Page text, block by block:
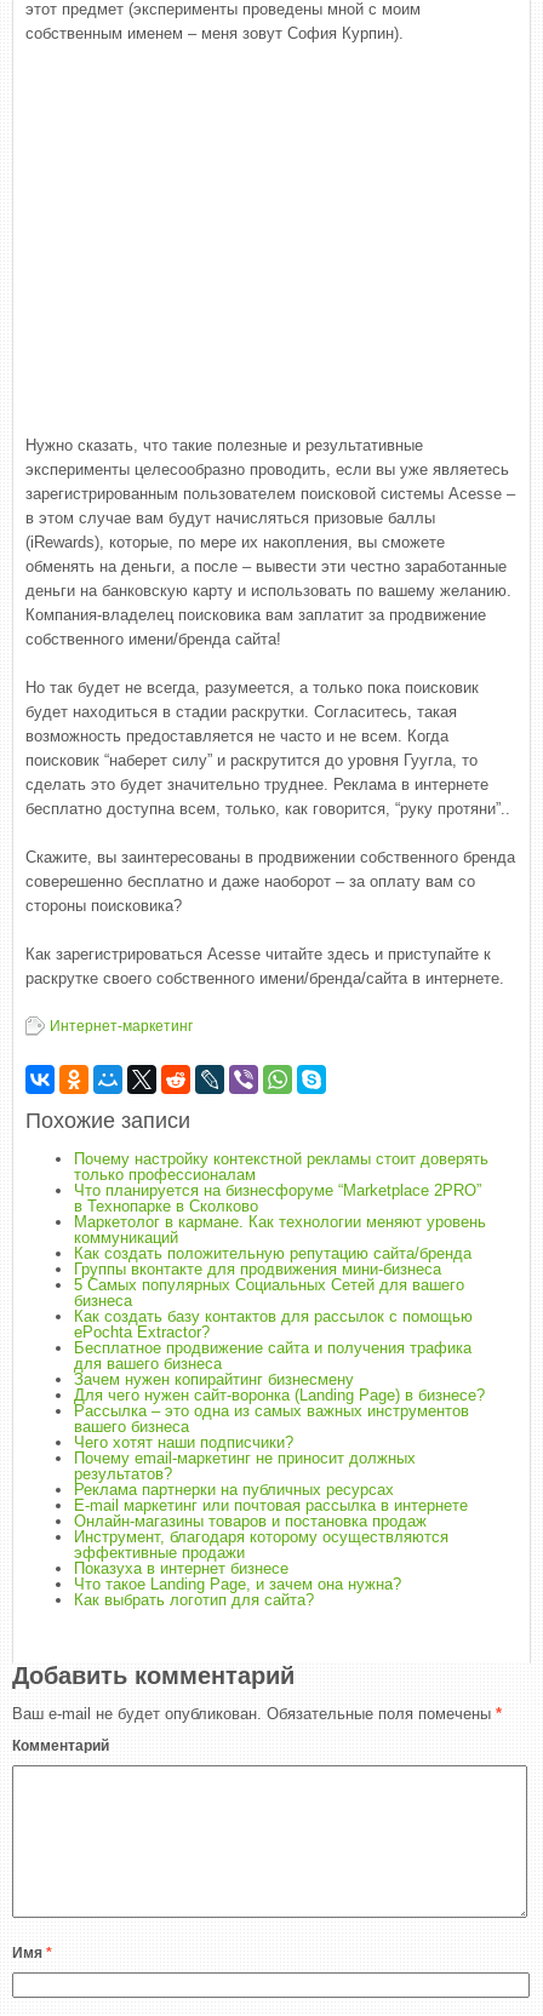
этот предмет (эксперименты проведены мной с моим
собственным именем – меня зовут София Курпин).
Нужно сказать, что такие полезные и результативные
эксперименты целесообразно проводить, если вы уже являетесь
зарегистрированным пользователем поисковой системы Acesse –
в этом случае вам будут начисляться призовые баллы
(iRewards), которые, по мере их накопления, вы сможете
обменять на деньги, а после – вывести эти честно заработанные
деньги на банковскую карту и использовать по вашему желанию.
Компания-владелец поисковика вам заплатит за продвижение
собственного имени/бренда сайта!
Но так будет не всегда, разумеется, а только пока поисковик
будет находиться в стадии раскрутки. Согласитесь, такая
возможность предоставляется не часто и не всем. Когда
поисковик “наберет силу” и раскрутится до уровня Гуугла, то
сделать это будет значительно труднее. Реклама в интернете
бесплатно доступна всем, только, как говорится, “руку протяни”..
Скажите, вы заинтересованы в продвижении собственного бренда
соверешенно бесплатно и даже наоборот – за оплату вам со
стороны поисковика?
Как зарегистрироваться Acesse читайте здесь и приступайте к
раскрутке своего собственного имени/бренда/сайта в интернете.
Интернет-маркетинг
Похожие записи
Почему настройку контекстной рекламы стоит доверять
только профессионалам
Что планируется на бизнесфоруме “Marketplace 2PRO”
в Технопарке в Сколково
Маркетолог в кармане. Как технологии меняют уровень
коммуникаций
Как создать положительную репутацию сайта/бренда
Группы вконтакте для продвижения мини-бизнеса
5 Самых популярных Социальных Сетей для вашего
бизнеса
Как создать базу контактов для рассылок с помощью
ePochta Extractor?
Бесплатное продвижение сайта и получения трафика
для вашего бизнеса
Зачем нужен копирайтинг бизнесмену
Для чего нужен сайт-воронка (Landing Page) в бизнесе?
Рассылка – это одна из самых важных инструментов
вашего бизнеса
Чего хотят наши подписчики?
Почему email-маркетинг не приносит должных
результатов?
Реклама партнерки на публичных ресурсах
E-mail маркетинг или почтовая рассылка в интернете
Онлайн-магазины товаров и постановка продаж
Инструмент, благодаря которому осуществляются
эффективные продажи
Показуха в интернет бизнесе
Что такое Landing Page, и зачем она нужна?
Как выбрать логотип для сайта?
Добавить комментарий
Ваш e-mail не будет опубликован. Обязательные поля помечены *
Комментарий
Имя *